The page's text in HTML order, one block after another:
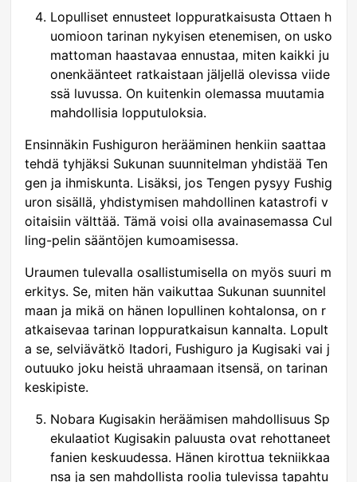
Lopulliset ennusteet loppuratkaisusta Ottaen h
uomioon tarinan nykyisen etenemisen, on usko
mattoman haastavaa ennustaa, miten kaikki ju
onenkäänteet ratkaistaan jäljellä olevissa viide
ssä luvussa. On kuitenkin olemassa muutamia
mahdollisia lopputuloksia.
Ensinnäkin Fushiguron herääminen henkiin saattaa
tehdä tyhjäksi Sukunan suunnitelman yhdistää Ten
gen ja ihmiskunta. Lisäksi, jos Tengen pysyy Fushig
uron sisällä, yhdistymisen mahdollinen katastrofi v
oitaisiin välttää. Tämä voisi olla avainasemassa Cul
ling-pelin sääntöjen kumoamisessa.
Uraumen tulevalla osallistumisella on myös suuri m
erkitys. Se, miten hän vaikuttaa Sukunan suunnitel
maan ja mikä on hänen lopullinen kohtalonsa, on r
atkaisevaa tarinan loppuratkaisun kannalta. Lopult
a se, selviävätkö Itadori, Fushiguro ja Kugisaki vai j
outuuko joku heistä uhraamaan itsensä, on tarinan
keskipiste.
Nobara Kugisakin heräämisen mahdollisuus Sp
ekulaatiot Kugisakin paluusta ovat rehottaneet
fanien keskuudessa. Hänen kirottua tekniikkaa
nsa ja sen mahdollista roolia tulevissa tapahtu